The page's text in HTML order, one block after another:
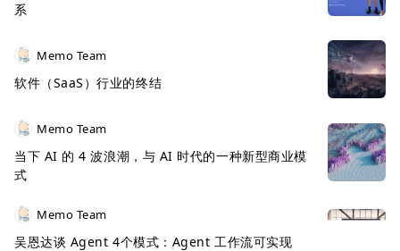
系
Memo Team
软件（SaaS）行业的终结
Memo Team
当下 AI 的 4 波浪潮，与 AI 时代的一种新型商业模
式
Memo Team
吴恩达谈 Agent 4个模式：Agent 工作流可实现